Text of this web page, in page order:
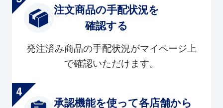
注文商品の手配状況を
確認する
発注済み商品の手配状況がマイページ上
で確認いただけます。
承認機能を使って各店舗から